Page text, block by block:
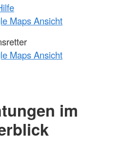
Maps Ansicht
Maps Ansicht
im